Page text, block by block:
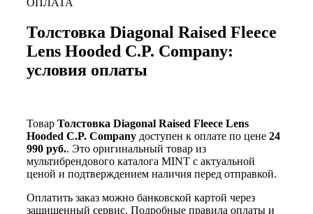
ОПЛАТА
Толстовка Diagonal Raised Fleece
Lens Hooded C.P. Company:
условия оплаты
Товар Толстовка Diagonal Raised Fleece Lens
Hooded C.P. Company доступен к оплате по цене 24
990 руб.. Это оригинальный товар из
мультибрендового каталога MINT с актуальной
ценой и подтверждением наличия перед отправкой.
Оплатить заказ можно банковской картой через
защищенный сервис. Подробные правила оплаты и